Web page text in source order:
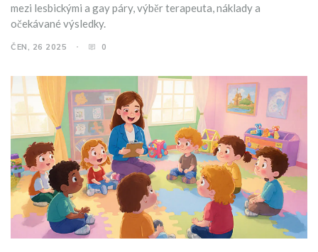
mezi lesbickými a gay páry, výběr terapeuta, náklady a
očekávané výsledky.
ČEN, 26 2025 0